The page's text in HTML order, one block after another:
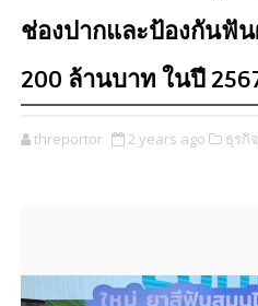
ช่องปากและป้องกันฟั
200 ล้านบาท ในปี
threportor 2 years ago ธุรกิ